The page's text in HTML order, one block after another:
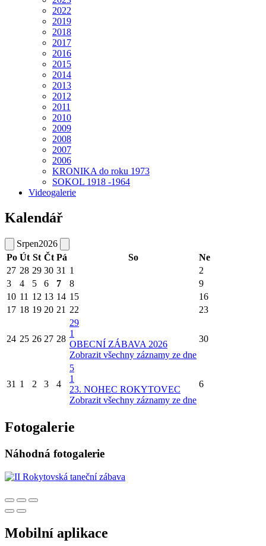
2022
2019
2018
2017
2016
2015
2014
2013
2012
2011
2010
2009
2008
2007
2006
KRONIKA do roku 1973
SOKOL 1918 -1964
Videogalerie
Kalendář
Srpen2026
Po Út St Čt Pá So
Ne
27 28 29 30 31 1
2
3
4 5 6 7 8
9
10 11 12 13 14 15
16
17 18 19 20 21 22 23
24 25 26 27 28
29
1
OBECNÍ ZÁBAVA 2026
Zobrazit všechny záznamy ze dne
30
31 1 2 3 4
5
1
23. NOHEC ROKYTOVEC
Zobrazit všechny záznamy ze dne
6
Fotogalerie
Náhodná fotogalerie
Mobilní aplikace